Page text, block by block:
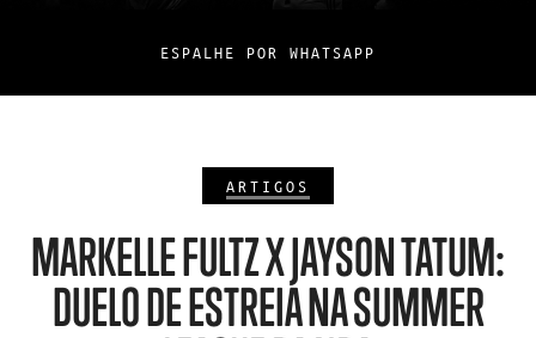
ESPALHE POR WHATSAPP
ARTIGOS
MARKELLE FULTZ X JAYSON TATUM:
DUELO DE ESTREIA NA SUMMER